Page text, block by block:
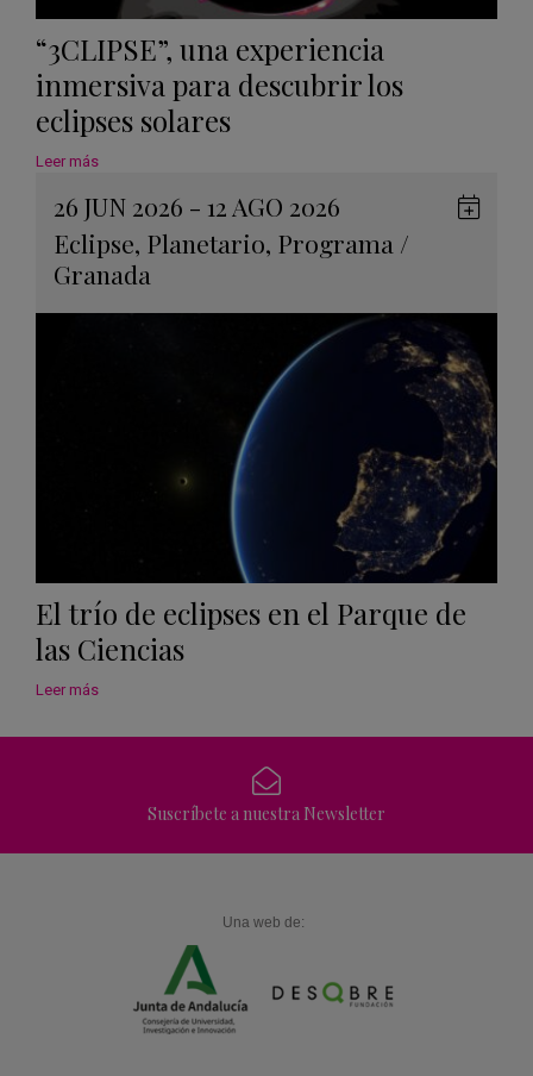
“3CLIPSE”, una experiencia
inmersiva para descubrir los
eclipses solares
Leer más
26 JUN 2026 - 12 AGO 2026
Eclipse, Planetario, Programa /
Granada
El trío de eclipses en el Parque de
las Ciencias
Leer más
Suscríbete a nuestra Newsletter
Una web de: